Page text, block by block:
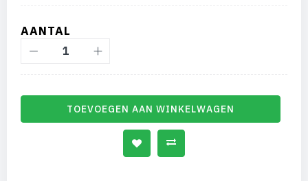
AANTAL
TOEVOEGEN AAN WINKELWAGEN